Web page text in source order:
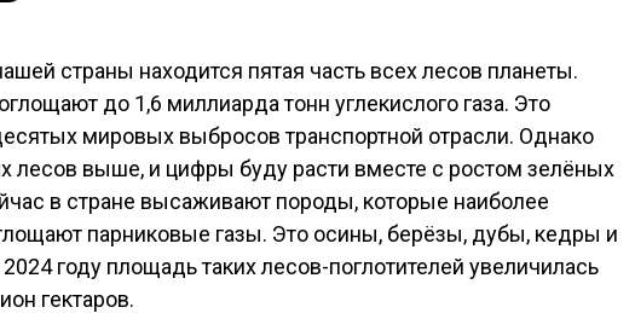
страны находится пятая часть всех лесов планеты.
до 1,6 миллиарда тонн углекислого газа. Это
мировых выбросов транспортной отрасли. Однако
лесов выше, и цифры буду расти вместе с ростом зелёных
в стране высаживают породы, которые наиболее
парниковые газы. Это осины, берёзы, дубы, кедры и
году площадь таких лесов-поглотителей увеличилась
гектаров.